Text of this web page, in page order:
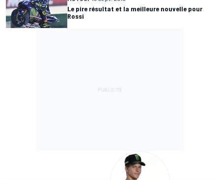
Le pire résultat et la meilleure nouvelle pour
Rossi